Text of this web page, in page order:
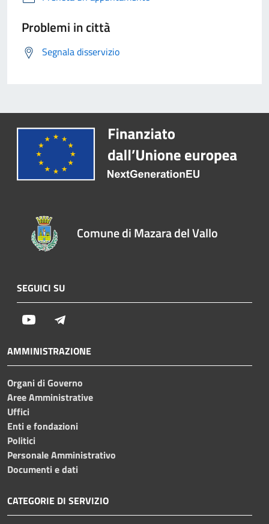
Problemi in città
Segnala disservizio
Comune di Mazara del Vallo
SEGUICI SU
Youtube
AMMINISTRAZIONE
Organi di Governo
Aree Amministrative
Uffici
Enti e fondazioni
Politici
Personale Amministrativo
Documenti e dati
CATEGORIE DI SERVIZIO